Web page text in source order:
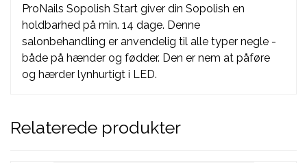
ProNails Sopolish Start giver din Sopolish en
holdbarhed på min. 14 dage. Denne
salonbehandling er anvendelig til alle typer negle -
både på hænder og fødder. Den er nem at påføre
og hærder lynhurtigt i LED.
Relaterede produkter